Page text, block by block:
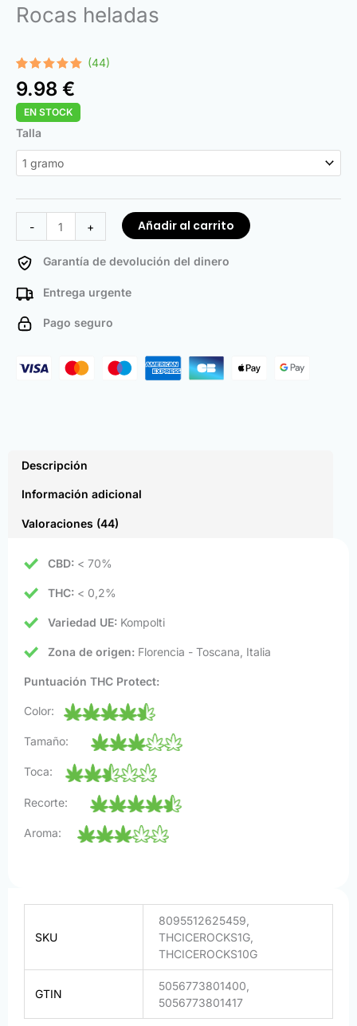
Rocas heladas
Valorado
con4.98
de 5 en
base a
44
valoraciones
de
(44)
9.98 €
EN STOCK
Talla
-
Ice
Rocks
cantidad
+ Añadir al carrito
Garantía de devolución del dinero
Entrega urgente
Pago seguro
Descripción
Información adicional
Valoraciones (44)
CBD: < 70%
THC: < 0,2%
Variedad UE: Kompolti
Zona de origen: Florencia - Toscana, Italia
Puntuación THC Protect:
Color:
Tamaño:
Toca:
Recorte:
Aroma:
SKU
8095512625459,
THCICEROCKS1G,
THCICEROCKS10G
GTIN
5056773801400,
5056773801417